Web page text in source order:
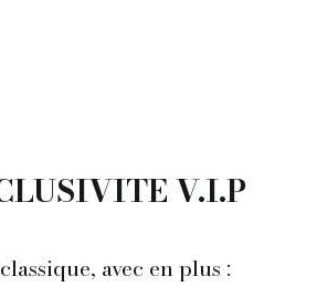
V.I.P
avec en plus :